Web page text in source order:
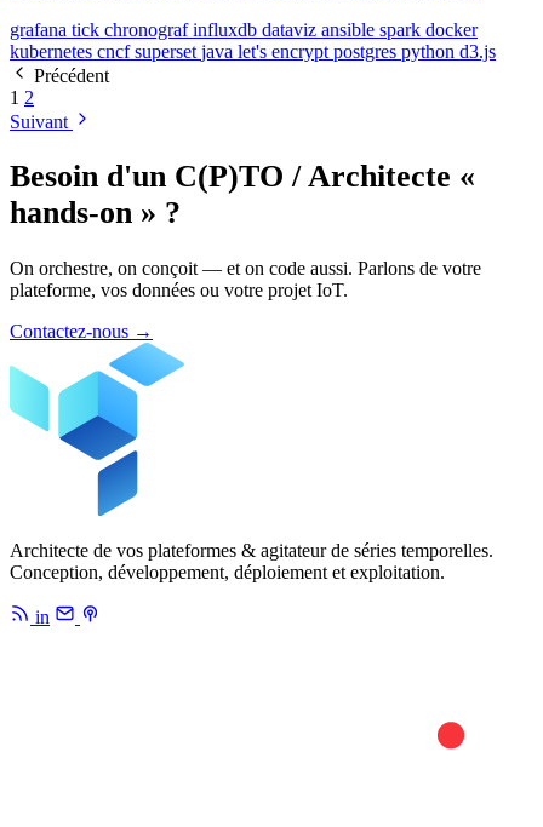
grafana tick chronograf influxdb dataviz ansible spark docker
kubernetes cncf superset java let's encrypt postgres python d3.js
Précédent
1 2
Suivant
Besoin d'un C(P)TO / Architecte «
hands-on » ?
On orchestre, on conçoit — et on code aussi. Parlons de votre
plateforme, vos données ou votre projet IoT.
Contactez-nous →
Architecte de vos plateformes & agitateur de séries temporelles.
Conception, développement, déploiement et exploitation.
in